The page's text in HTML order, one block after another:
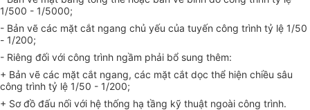
1/500 - 1/5000;
- Bản vẽ các mặt cắt ngang chủ yếu của tuyến công trình tỷ lệ 1/50
- 1/200;
- Riêng đối với công trình ngầm phải bổ sung thêm:
+ Bản vẽ các mặt cắt ngang, các mặt cắt dọc thể hiện chiều sâu
công trình tỷ lệ 1/50 - 1/200;
+ Sơ đồ đấu nối với hệ thống hạ tầng kỹ thuật ngoài công trình.